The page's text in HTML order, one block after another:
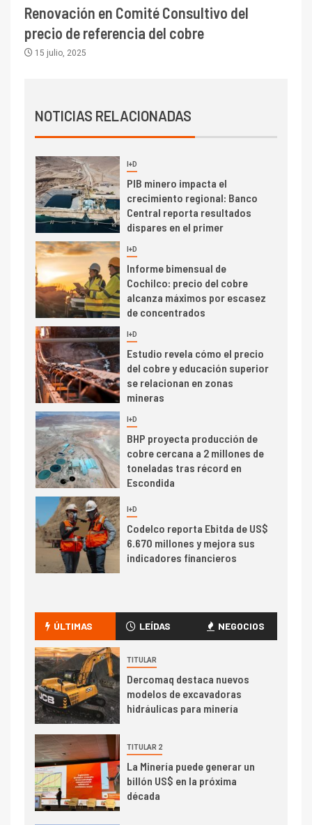
Renovación en Comité Consultivo del
precio de referencia del cobre
15 julio, 2025
NOTICIAS RELACIONADAS
Codelco Ventanas prueba
camión 100% eléctrico para
transportar cátodos al Puerto
Producción minera en mayo de
2026 cae 10,6%
3 I+D
PIB minero impacta el
crecimiento regional: Banco
Central reporta resultados
dispares en el primer
4 I+D
Informe bimensual de
Cochilco: precio del cobre
alcanza máximos por escasez
de concentrados
5 I+D
Estudio revela cómo el precio
del cobre y educación superior
se relacionan en zonas
mineras
6 I+D
BHP proyecta producción de
cobre cercana a 2 millones de
toneladas tras récord en
Escondida
I+D
Codelco reporta Ebitda de US$
6.670 millones y mejora sus
indicadores financieros
camión 100% eléctrico para
transportar cátodos al Puerto
2
Producción minera en mayo de
3
PIB minero impacta el
crecimiento regional: Banco
ÚLTIMAS LEÍDAS NEGOCIOS
TITULAR
Dercomaq destaca nuevos
modelos de excavadoras
hidráulicas para minería
TITULAR 2
La Minería puede generar un
billón US$ en la próxima
década